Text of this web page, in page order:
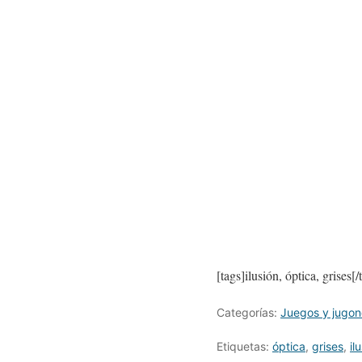
[tags]ilusión, óptica, grises[/
Categorías: Juegos y
Etiquetas: óptica, grises,